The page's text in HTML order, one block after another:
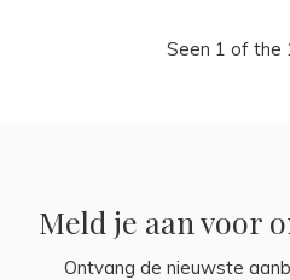
Seen 1 of the
Meld je aan voor
Ontvang de nieuwste